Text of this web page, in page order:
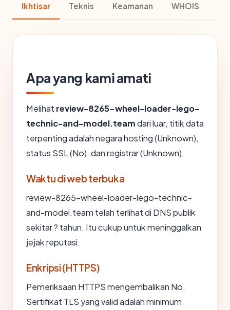
Ikhtisar Teknis Keamanan WHOIS
Apa yang kami amati
Melihat review-8265-wheel-loader-lego-
technic-and-model.teamdari luar, titik data
terpenting adalah negara hosting (Unknown),
status SSL (No), dan registrar (Unknown).
Waktu di web terbuka
review-8265-wheel-loader-lego-technic-
and-model.team telah terlihat di DNS publik
sekitar ? tahun. Itu cukup untuk meninggalkan
jejak reputasi.
Enkripsi (HTTPS)
Pemeriksaan HTTPS mengembalikan No.
Sertifikat TLS yang valid adalah minimum